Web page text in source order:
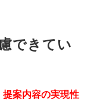
できてい
提案内容の実現性